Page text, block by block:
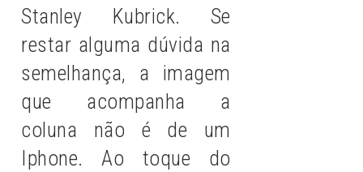
Stanley Kubrick. Se
restar alguma dúvida na
semelhança, a imagem
que acompanha a
coluna não é de um
Iphone. Ao toque do